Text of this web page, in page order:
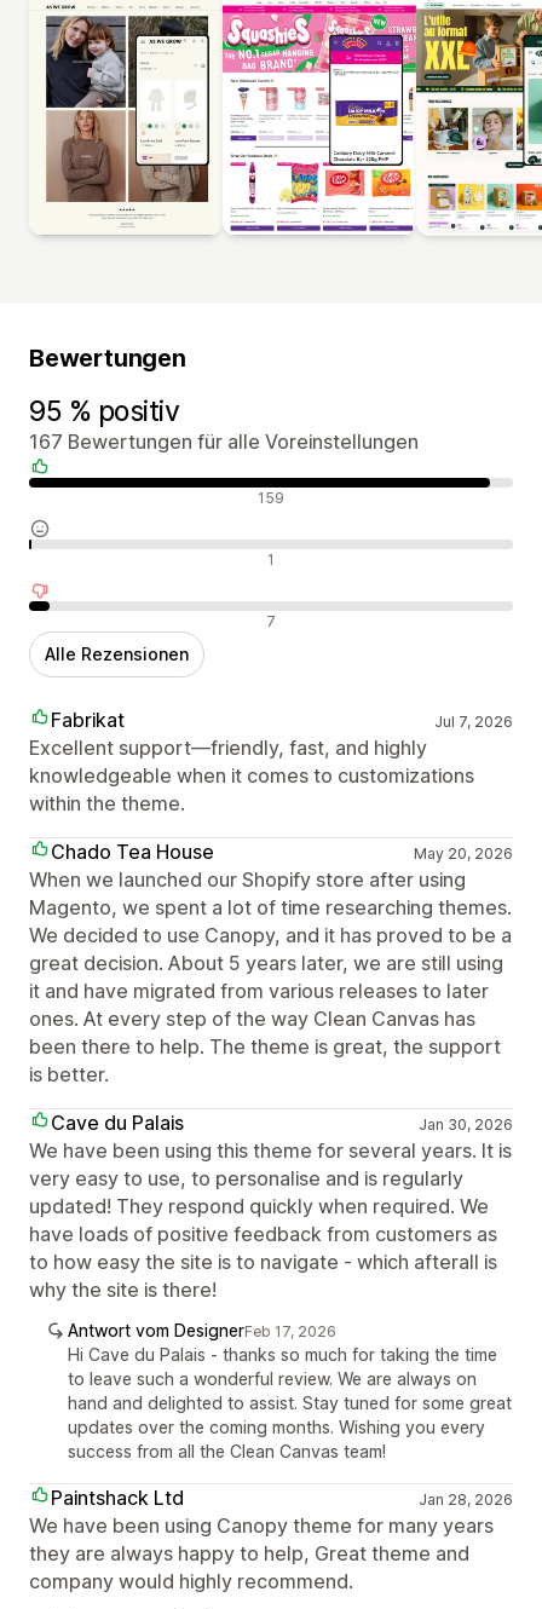
Bewertungen
95 % positiv
167 Bewertungen für alle Voreinstellungen
Positive Bewertungen 159
Neutrale Bewertungen 1
Negative Bewertungen 7
Alle Rezensionen
Fabrikat Jul 7, 2026
Excellent support—friendly, fast, and highly
knowledgeable when it comes to customizations
within the theme.
Chado Tea House
May 20, 2026
When we launched our Shopify store after using
Magento, we spent a lot of time researching themes.
We decided to use Canopy, and it has proved to be a
great decision. About 5 years later, we are still using
it and have migrated from various releases to later
ones. At every step of the way Clean Canvas has
been there to help. The theme is great, the support
is better.
Cave du Palais
Jan 30, 2026
We have been using this theme for several years. It is
very easy to use, to personalise and is regularly
updated! They respond quickly when required. We
have loads of positive feedback from customers as
to how easy the site is to navigate - which afterall is
why the site is there!
Antwort vom DesignerFeb 17, 2026
Hi Cave du Palais - thanks so much for taking the time
to leave such a wonderful review. We are always on
hand and delighted to assist. Stay tuned for some great
updates over the coming months. Wishing you every
success from all the Clean Canvas team!
Paintshack Ltd Jan 28, 2026
We have been using Canopy theme for many years
they are always happy to help, Great theme and
company would highly recommend.